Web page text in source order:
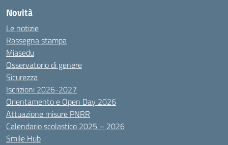
Novità
Le notizie
Rassegna stampa
Miasedu
Osservatorio di genere
Sicurezza
Iscrizioni 2026-2027
Orientamento e Open Day 2026
Attuazione misure PNRR
Calendario scolastico 2025 – 2026
Smile Hub